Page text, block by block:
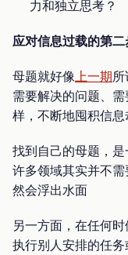
力和独立思考？
应对信息过载的第
母题就好像上一期
需要解决的问题、
样，不断地囤积信
找到自己的母题，
许多领域其实并不
然会浮出水面
另一方面，在任何
执行别人安排的任